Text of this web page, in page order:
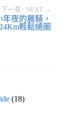
下一章 / NEXT →
年夜的晨騎，
24Km輕鬆繞圈
(18)